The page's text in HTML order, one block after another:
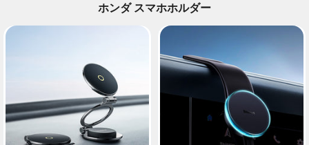
ホンダ スマホホルダー